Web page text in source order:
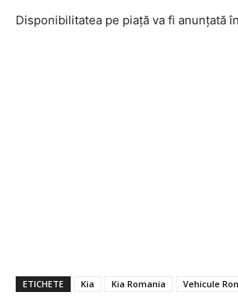
Disponibilitatea pe piață va fi anunțată
ETICHETE Kia Kia Romania Vehicule